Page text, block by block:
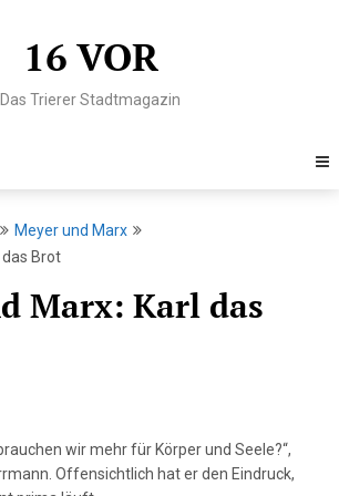
16 VOR
Das Trierer Stadtmagazin
Meyer und Marx
das Brot
Marx: Karl das
wir mehr für Körper und Seele?“,
Offensichtlich hat er den Eindruck,